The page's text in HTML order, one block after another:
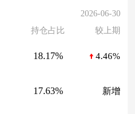
2026-06-30
持仓占比 较上期
18.17% 4.46%
17.63% 新增